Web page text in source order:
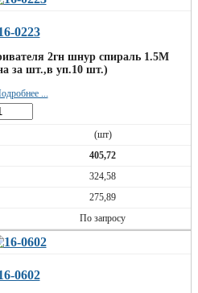
0223
2гн шнур спираль 1.5М
за шт.,в уп.10 шт.)
...
(шт)
405,72
324,58
275,89
По запросу
0602